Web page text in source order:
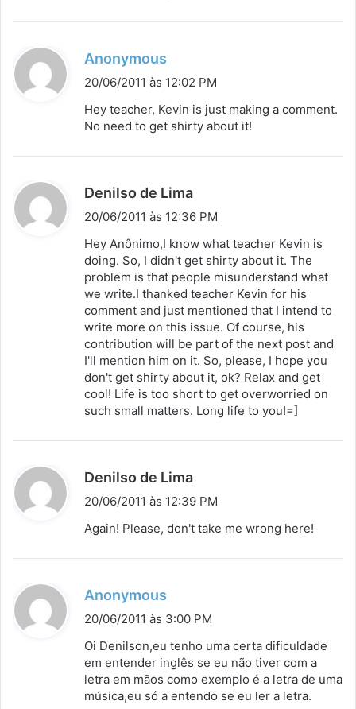
Anonymous
i
s
20/06/2011 às 12:02 PM
Hey teacher, Kevin is just making a comment.
No need to get shirty about it!
Denilso de Lima
i
s
e
:
20/06/2011 às 12:36 PM
Hey Anônimo,I know what teacher Kevin is
doing. So, I didn't get shirty about it. The
problem is that people misunderstand what
we write.I thanked teacher Kevin for his
comment and just mentioned that I intend to
write more on this issue. Of course, his
contribution will be part of the next post and
I'll mention him on it. So, please, I hope you
don't get shirty about it, ok? Relax and get
cool! Life is too short to get overworried on
such small matters. Long life to you!=]
Denilso de Lima
i
e
20/06/2011 às 12:39 PM
Again! Please, don't take me wrong here!
Anonymous
i
s
e
:
20/06/2011 às 3:00 PM
Oi Denilson,eu tenho uma certa dificuldade
em entender inglês se eu não tiver com a
letra em mãos como exemplo é a letra de uma
música,eu só a entendo se eu ler a letra.